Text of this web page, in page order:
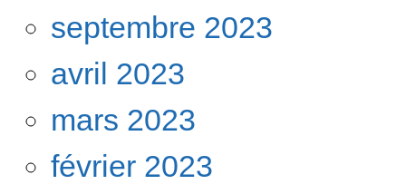
septembre 2023
avril 2023
mars 2023
février 2023